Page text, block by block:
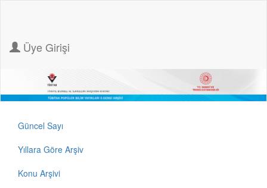
Üye Girişi
Güncel Sayı
Yıllara Göre Arşiv
Konu Arşivi